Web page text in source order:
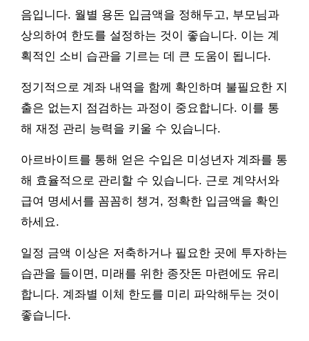
음입니다. 월별 용돈 입금액을 정해두고, 부모님과
상의하여 한도를 설정하는 것이 좋습니다. 이는 계
획적인 소비 습관을 기르는 데 큰 도움이 됩니다.
정기적으로 계좌 내역을 함께 확인하며 불필요한 지
출은 없는지 점검하는 과정이 중요합니다. 이를 통
해 재정 관리 능력을 키울 수 있습니다.
아르바이트를 통해 얻은 수입은 미성년자 계좌를 통
해 효율적으로 관리할 수 있습니다. 근로 계약서와
급여 명세서를 꼼꼼히 챙겨, 정확한 입금액을 확인
하세요.
일정 금액 이상은 저축하거나 필요한 곳에 투자하는
습관을 들이면, 미래를 위한 종잣돈 마련에도 유리
합니다. 계좌별 이체 한도를 미리 파악해두는 것이
좋습니다.